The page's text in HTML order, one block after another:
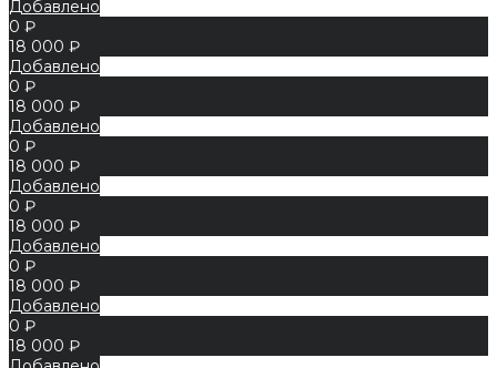
Добавлено
0 ₽
18 000 ₽
Добавлено
0 ₽
18 000 ₽
Добавлено
0 ₽
18 000 ₽
Добавлено
0 ₽
18 000 ₽
Добавлено
0 ₽
18 000 ₽
Добавлено
0 ₽
18 000 ₽